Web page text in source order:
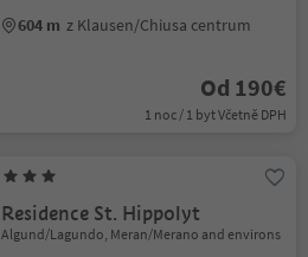
604 m z Klausen/Chiusa centrum
Od 190€
1 noc / 1 byt Včetně DPH
Residence St. Hippolyt
Algund/Lagundo, Meran/Merano and environs